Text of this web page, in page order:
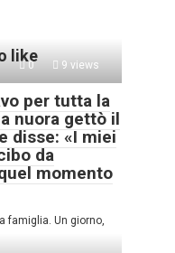
like
0 9 views
per tutta la
nuora gettò il
disse: «I miei
da
momento
famiglia. Un giorno,